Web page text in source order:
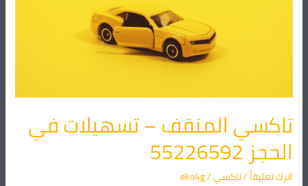
تاكسي المنقف – تسهيلات في
الحجز 55226592
اترك تعليقاً/تاكسي/
eko4g